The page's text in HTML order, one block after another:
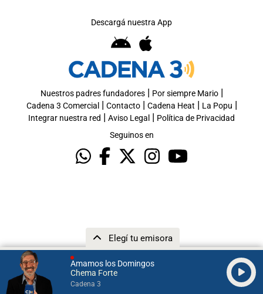
Amamos los Domingos
Chema Forte
Cadena 3
Elegí tu emisora
Descargá nuestra App
Nuestros padres fundadores| Por siempre Mario|
Cadena 3 Comercial | Contacto| Cadena Heat | La Popu |
Integrar nuestra red | Aviso Legal | Política de Privacidad
Seguinos en